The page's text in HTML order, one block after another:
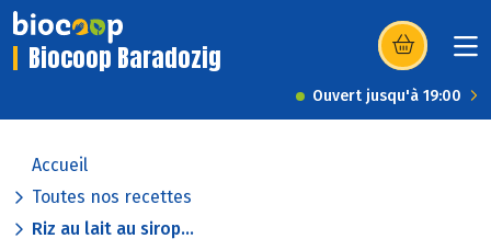
Biocoop Baradozig (s’ouvre dans
Ouvert jusqu'à 19:00
Accueil
Toutes nos recettes
Riz au lait au sirop...